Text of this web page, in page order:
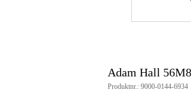
Adam Hall
Produktnr.: 9000-0144-6934